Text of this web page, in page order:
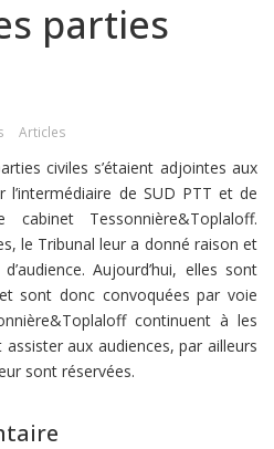
parties
Articles
civiles s’étaient adjointes aux
l’intermédiaire de SUD PTT et de
Tessonnière&Toplaloff.
le Tribunal leur a donné raison et
Aujourd’hui, elles sont
et sont donc convoquées par voie
continuent à les
aux audiences, par ailleurs
sont réservées.